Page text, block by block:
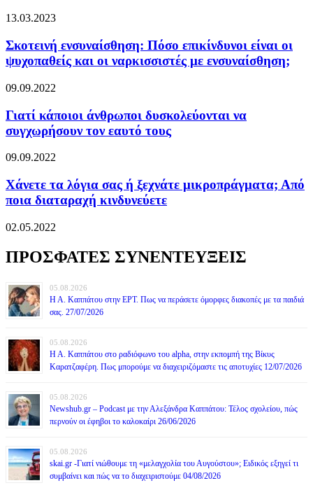
13.03.2023
Σκοτεινή ενσυναίσθηση: Πόσο επικίνδυνοι είναι οι
ψυχοπαθείς και οι ναρκισσιστές με ενσυναίσθηση;
09.09.2022
Γιατί κάποιοι άνθρωποι δυσκολεύονται να
συγχωρήσουν τον εαυτό τους
09.09.2022
Χάνετε τα λόγια σας ή ξεχνάτε μικροπράγματα; Από
ποια διαταραχή κινδυνεύετε
02.05.2022
ΠΡΟΣΦΑΤΕΣ ΣΥΝΕΝΤΕΥΞΕΙΣ
05.08.2026
Η Α. Καππάτου στην ΕΡΤ. Πως να περάσετε όμορφες διακοπές με τα παιδιά
σας. 27/07/2026
05.08.2026
Η Α. Καππάτου στο ραδιόφωνο του alpha, στην εκπομπή της Βίκυς
Καρατζαφέρη. Πως μπορούμε να διαχειριζόμαστε τις αποτυχίες 12/07/2026
05.08.2026
Newshub.gr – Podcast με την Αλεξάνδρα Καππάτου: Τέλος σχολείου, πώς
περνούν οι έφηβοι το καλοκαίρι 26/06/2026
05.08.2026
skai.gr -Γιατί νιώθουμε τη «μελαγχολία του Αυγούστου»; Ειδικός εξηγεί τι
συμβαίνει και πώς να το διαχειριστούμε 04/08/2026